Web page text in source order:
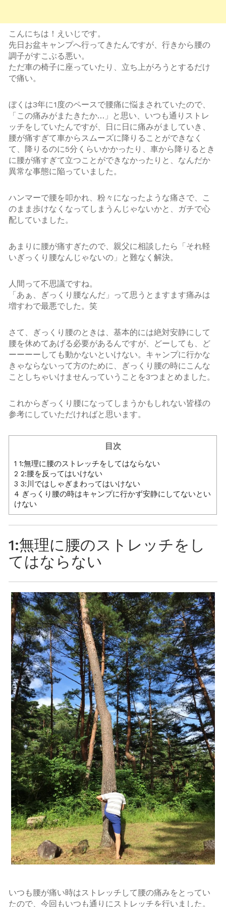
こんにちは！えいじです。
先日お盆キャンプへ行ってきたんですが、行きから腰の
調子がすこぶる悪い。
ただ車の椅子に座っていたり、立ち上がろうとするだけ
で痛い。
ぼくは3年に1度のペースで腰痛に悩まされていたので、
「この痛みがまたきたか…」と思い、いつも通りストレ
ッチをしていたんですが、日に日に痛みがましていき、
腰が痛すぎて車からスムーズに降りることができなく
て、降りるのに5分くらいかかったり、車から降りるとき
に腰が痛すぎて立つことができなかったりと、なんだか
異常な事態に陥っていました。
ハンマーで腰を叩かれ、粉々になったような痛さで、こ
のまま歩けなくなってしまうんじゃないかと、ガチで心
配していました。
あまりに腰が痛すぎたので、親父に相談したら「それ軽
いぎっくり腰なんじゃないの」と難なく解決。
人間って不思議ですね。
「あぁ、ぎっくり腰なんだ」って思うとますます痛みは
増すわで最悪でした。笑
さて、ぎっくり腰のときは、基本的には絶対安静にして
腰を休めてあげる必要があるんですが、どーしても、ど
ーーーーしても動かないといけない。キャンプに行かな
きゃならないって方のために、ぎっくり腰の時にこんな
ことしちゃいけませんっていうことを3つまとめました。
これからぎっくり腰になってしまうかもしれない皆様の
参考にしていただければと思います。
目次
1 1:無理に腰のストレッチをしてはならない
2 2:腰を反ってはいけない
3 3:川ではしゃぎまわってはいけない
4 ぎっくり腰の時はキャンプに行かず安静にしてないとい
けない
1:無理に腰のストレッチをし
てはならない
いつも腰が痛い時はストレッチして腰の痛みをとってい
たので、今回もいつも通りにストレッチを行いました。